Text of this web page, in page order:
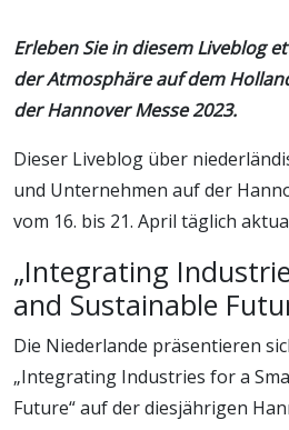
Erleben Sie in diesem Liveblog
der Atmosphäre auf dem
der Hannover Messe 2023.
Dieser Liveblog über
und Unternehmen auf der
vom 16. bis 21. April täglich
„Integrating
and Sustainable
Die Niederlande präsentieren
„Integrating Industries for a
Future“ auf der diesjährigen